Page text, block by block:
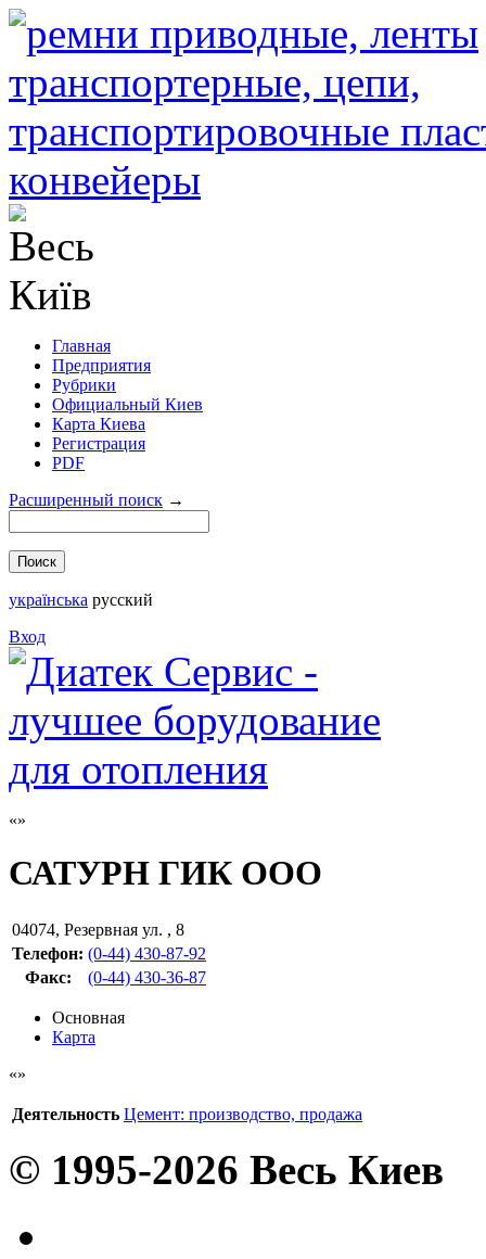
Главная
Предприятия
Рубрики
Официальный Киев
Карта Киева
Регистрация
PDF
Расширенный поиск →
українська русский
Вход
САТУРН ГИК ООО
04074, Резервная ул. , 8
Телефон: (0-44) 430-87-92
Факс: (0-44) 430-36-87
Основная
Карта
Деятельность Цемент: производство, продажа
© 1995-2026 Весь Киев